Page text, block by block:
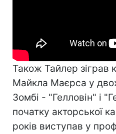
Також Тайлер зіграв
Майкла Маєрса у
Зомбі - "Гелловін" і
початку акторської
років виступав у